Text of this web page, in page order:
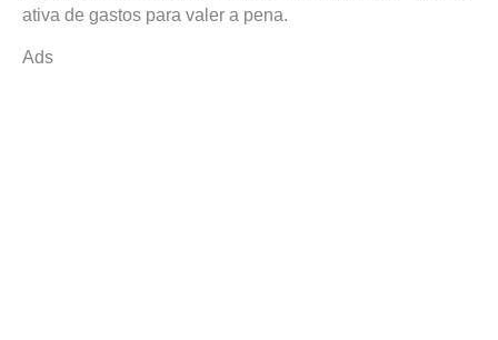
ativa de gastos para valer a pena.
Ads